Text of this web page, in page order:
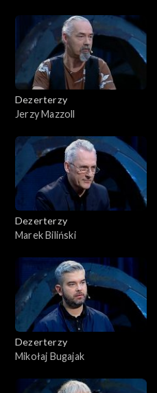
Dezerterzy
Jerzy Mazzoll
Dezerterzy
Marek Biliński
Dezerterzy
Mikołaj Bugajak